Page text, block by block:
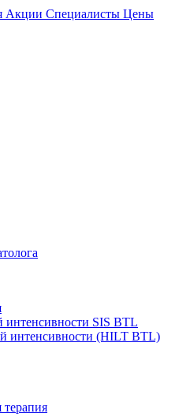
Акции Специалисты Цены
интенсивности SIS BTL
интенсивности (HILT BTL)